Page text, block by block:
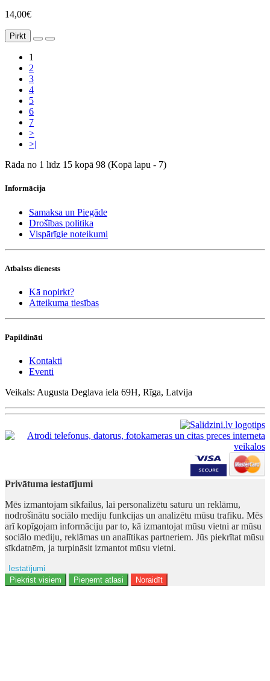
14,00€
Pirkt
1
2
3
4
5
6
7
>
>|
Rāda no 1 līdz 15 kopā 98 (Kopā lapu - 7)
Informācija
Samaksa un Piegāde
Drošības politika
Vispārīgie noteikumi
Atbalsts dienests
Kā nopirkt?
Atteikuma tiesības
Papildināti
Kontakti
Eventi
Veikals: Augusta Deglava iela 69H, Rīga, Latvija
Privātuma iestatījumi
Mēs izmantojam sīkfailus, lai personalizētu saturu un reklāmu,
nodrošinātu sociālo mediju funkcijas un analizētu mūsu trafiku. Mēs
arī kopīgojam informāciju par to, kā izmantojat mūsu vietni ar mūsu
sociālo mediju, reklāmas un analītikas partneriem. Jūs piekrītat mūsu
sīkdatnēm, ja turpināsit izmantot mūsu vietni.
Iestatījumi
Ad storage
Piekrist visiem Pieņemt atlasi Noraidīt